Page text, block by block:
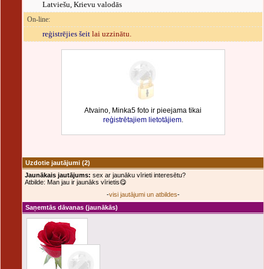
Latviešu, Krievu valodās
On-line:
reģistrējies šeit lai uzzinātu.
Atvaino, Minka5 foto ir pieejama tikai
reģistrētajiem lietotājiem.
Uzdotie jautājumi (2)
Jaunākais jautājums: sex ar jaunāku vīrieti interesētu?
Atbilde: Man jau ir jaunāks vīrietis😋
-visi jautājumi un atbildes-
Saņemtās dāvanas (jaunākās)